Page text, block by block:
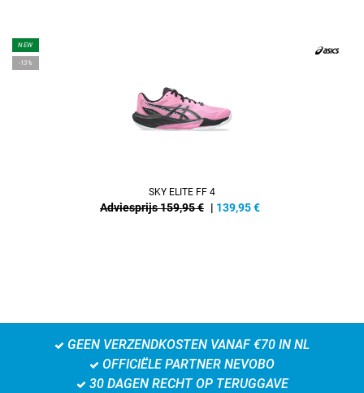
NEW
-13%
SKY ELITE FF 4
Adviesprijs 159,95 € | 139,95€
GEEN VERZENDKOSTEN VANAF €70 IN NL
OFFICIËLE PARTNER NEVOBO
30 DAGEN RECHT OP TERUGGAVE